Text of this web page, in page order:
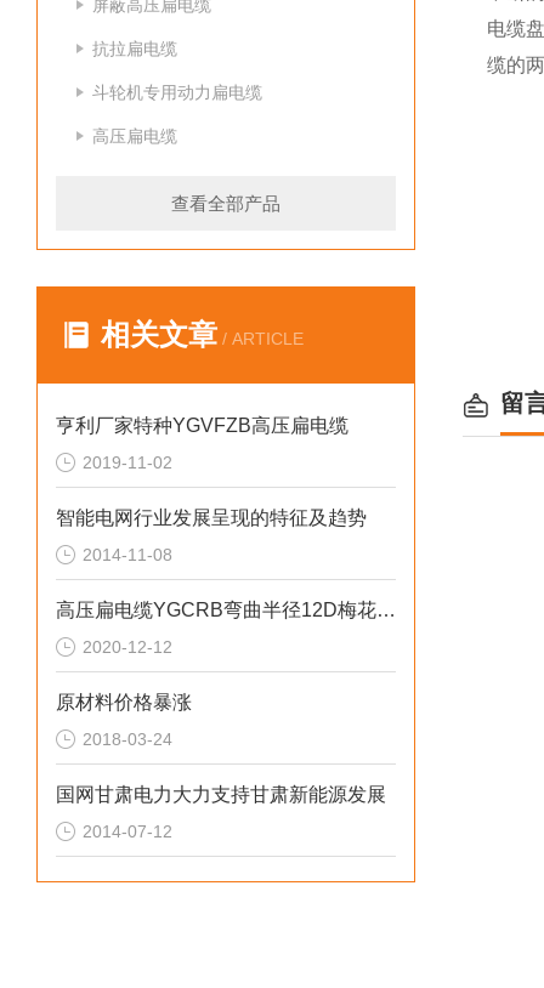
屏蔽高压扁电缆
抗拉扁电缆
斗轮机专用动力扁电缆
高压扁电缆
查看全部产品
相关文章 / ARTICLE
亨利厂家特种YGVFZB高压扁电缆
2019-11-02
智能电网行业发展呈现的特征及趋势
2014-11-08
高压扁电缆YGCRB弯曲半径12D梅花绞合
2020-12-12
原材料价格暴涨
2018-03-24
国网甘肃电力大力支持甘肃新能源发展
2014-07-12
电缆
缆的
留